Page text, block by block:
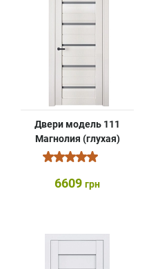
Двери модель 111
Магнолия (глухая)
6609 грн